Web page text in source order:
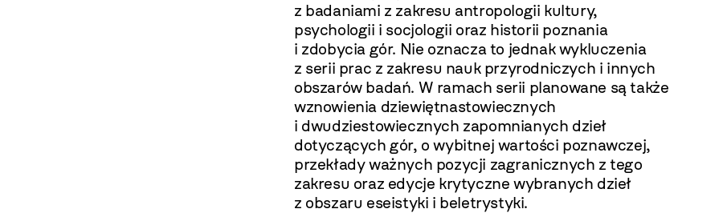
z badaniami z zakresu antropologii kultury,
psychologii i socjologii oraz historii poznania
i zdobycia gór. Nie oznacza to jednak wykluczenia
z serii prac z zakresu nauk przyrodniczych i innych
obszarów badań. W ramach serii planowane są także
wznowienia dziewiętnastowiecznych
i dwudziestowiecznych zapomnianych dzieł
dotyczących gór, o wybitnej wartości poznawczej,
przekłady ważnych pozycji zagranicznych z tego
zakresu oraz edycje krytyczne wybranych dzieł
z obszaru eseistyki i beletrystyki.